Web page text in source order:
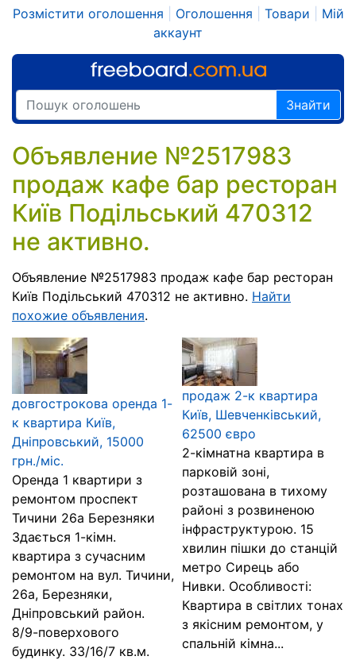
Розмістити оголошення Оголошення Товари
Мій
аккаунт
Знайти
Объявление №2517983
продаж кафе бар ресторан
Київ Подільський 470312
не активно.
Объявление №2517983 продаж кафе бар ресторан
Київ Подільський 470312 не активно. Найти
похожие объявления.
довгострокова оренда 1-
к квартира Київ,
Дніпровський, 15000
грн./міс.
Оренда 1 квартири з
ремонтом проспект
Тичини 26а Березняки
Здається 1-кімн.
квартира з сучасним
ремонтом на вул. Тичини,
26а, Березняки,
Дніпровський район.
8/9-поверхового
будинку. 33/16/7 кв.м.
продаж 2-к квартира
Київ, Шевченківський,
62500 євро
2-кімнатна квартира в
парковій зоні,
розташована в тихому
районі з розвиненою
інфраструктурою. 15
хвилин пішки до станцій
метро Сирець або
Нивки. Особливості:
Квартира в світлих тонах
з якісним ремонтом, у
спальній кімна...